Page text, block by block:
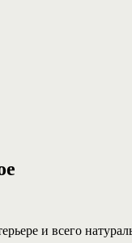
и всего